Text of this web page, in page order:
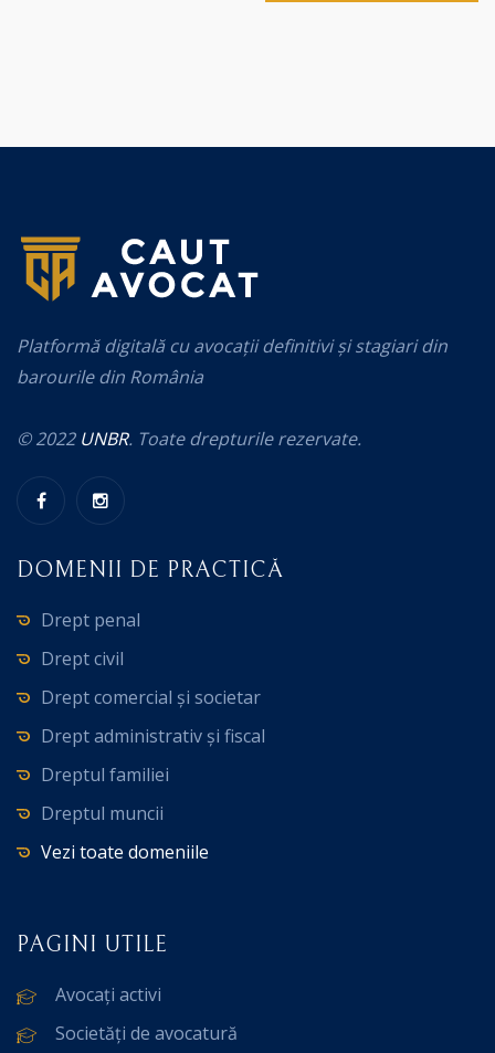
Platformă digitală cu avocații definitivi și stagiari din
barourile din România
© 2022 UNBR. Toate drepturile rezervate.
DOMENII DE PRACTICĂ
Drept penal
Drept civil
Drept comercial și societar
Drept administrativ și fiscal
Dreptul familiei
Dreptul muncii
Vezi toate domeniile
PAGINI UTILE
Avocați activi
Societăți de avocatură